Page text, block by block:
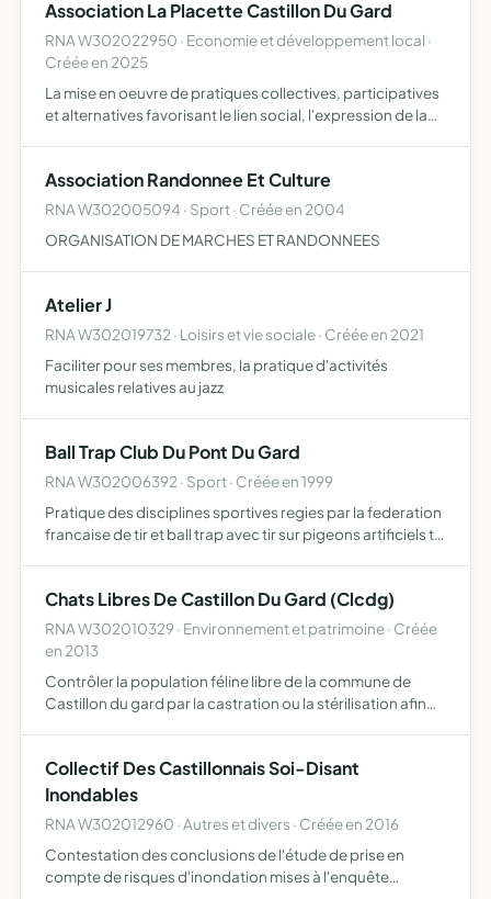
Association La Placette Castillon Du Gard
RNA W302022950 · Economie et développement local ·
Créée en 2025
La mise en oeuvre de pratiques collectives, participatives
et alternatives favorisant le lien social, l'expression de la
Association Randonnee Et Culture
RNA W302005094 · Sport · Créée en 2004
ORGANISATION DE MARCHES ET RANDONNEES
Atelier J
RNA W302019732 · Loisirs et vie sociale · Créée en 2021
Faciliter pour ses membres, la pratique d'activités
musicales relatives au jazz
Ball Trap Club Du Pont Du Gard
RNA W302006392 · Sport · Créée en 1999
Pratique des disciplines sportives regies par la federation
francaise de tir et ball trap avec tir sur pigeons artificiels tir
Chats Libres De Castillon Du Gard (Clcdg)
RNA W302010329 · Environnement et patrimoine · Créée
en 2013
Contrôler la population féline libre de la commune de
Castillon du gard par la castration ou la stérilisation afin
Collectif Des Castillonnais Soi-Disant
Inondables
RNA W302012960 · Autres et divers · Créée en 2016
Contestation des conclusions de l'étude de prise en
compte de risques d'inondation mises à l'enquête